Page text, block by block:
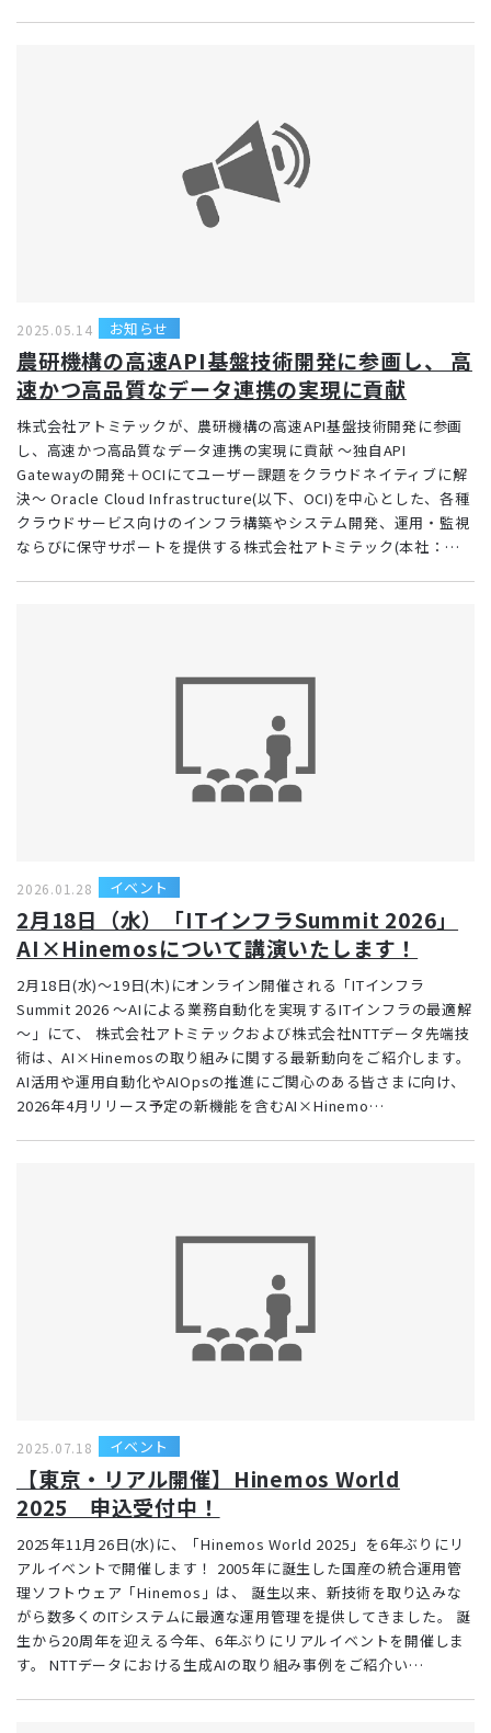
2025.05.14 お知らせ
農研機構の高速API基盤技術開発に参画し、 高
速かつ高品質なデータ連携の実現に貢献
株式会社アトミテックが、農研機構の高速API基盤技術開発に参画
し、高速かつ高品質なデータ連携の実現に貢献 ～独自API
Gatewayの開発＋OCIにてユーザー課題をクラウドネイティブに解
決～ Oracle Cloud Infrastructure(以下、OCI)を中心とした、各種
クラウドサービス向けのインフラ構築やシステム開発、運用・監視
ならびに保守サポートを提供する株式会社アトミテック(本社：…
2026.01.28 イベント
2月18日（水）「ITインフラSummit 2026」
AI×Hinemosについて講演いたします！
2月18日(水)〜19日(木)にオンライン開催される「ITインフラ
Summit 2026 ～AIによる業務自動化を実現するITインフラの最適解
～」にて、 株式会社アトミテックおよび株式会社NTTデータ先端技
術は、AI×Hinemosの取り組みに関する最新動向をご紹介します。
AI活用や運用自動化やAIOpsの推進にご関心のある皆さまに向け、
2026年4月リリース予定の新機能を含むAI×Hinemo…
2025.07.18 イベント
【東京・リアル開催】Hinemos World
2025 申込受付中！
2025年11月26日(水)に、「Hinemos World 2025」を6年ぶりにリ
アルイベントで開催します！ 2005年に誕生した国産の統合運用管
理ソフトウェア「Hinemos」は、 誕生以来、新技術を取り込みな
がら数多くのITシステムに最適な運用管理を提供してきました。 誕
生から20周年を迎える今年、6年ぶりにリアルイベントを開催しま
す。 NTTデータにおける生成AIの取り組み事例をご紹介い…